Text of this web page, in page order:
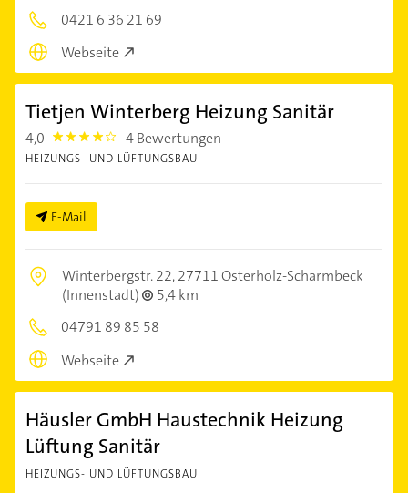
0421 6 36 21 69
Webseite
Tietjen Winterberg Heizung Sanitär
4,0 4.0 4 Bewertungen
HEIZUNGS- UND LÜFTUNGSBAU
E-Mail
Winterbergstr. 22,27711 Osterholz-Scharmbeck
(Innenstadt)
5,4 km
04791 89 85 58
Webseite
Häusler GmbH Haustechnik Heizung
Lüftung Sanitär
HEIZUNGS- UND LÜFTUNGSBAU